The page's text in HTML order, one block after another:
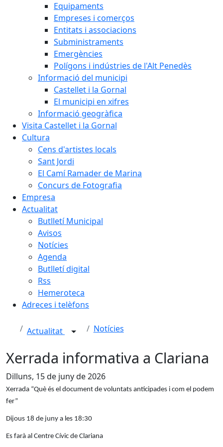
Equipaments
Empreses i comerços
Entitats i associacions
Subministraments
Emergències
Polígons i indústries de l'Alt Penedès
Informació del municipi
Castellet i la Gornal
El municipi en xifres
Informació geogràfica
Visita Castellet i la Gornal
Cultura
Cens d'artistes locals
Sant Jordi
El Camí Ramader de Marina
Concurs de Fotografia
Empresa
Actualitat
Butlletí Municipal
Avisos
Notícies
Agenda
Butlletí digital
Rss
Hemeroteca
Adreces i telèfons
Actualitat Notícies
Xerrada informativa a Clariana
Dilluns, 15 de juny de 2026
Xerrada “Què és el document de voluntats anticipades i com el podem
fer”
Dijous 18 de juny a les 18:30
Es farà al Centre Cívic de Clariana